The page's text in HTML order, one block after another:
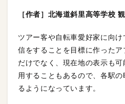
［作者］北海道斜里高等学校
ツアー客や自転車愛好家に向
信をすることを目標に作った
だけでなく、現在地の表示も可
用することもあるので、各駅
るようになっています。